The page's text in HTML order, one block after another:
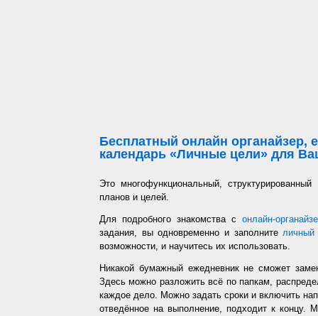
Бесплатный онлайн органайзер,
календарь «Личные цели» для
Это многофункциональный,
планов и целей.
Для подробного знакомства с онлайн-
задания, вы одновременно и заполнителичный
возможности, и научитесь их использовать.
Никакой бумажный ежедневник не сможет
Здесь можно разложить всё по папкам,
каждое дело. Можно задать сроки и включить
отведённое на выполнение, подходит к концу.